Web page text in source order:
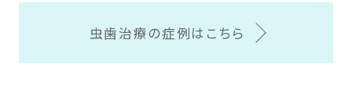
虫歯治療の症例はこちら